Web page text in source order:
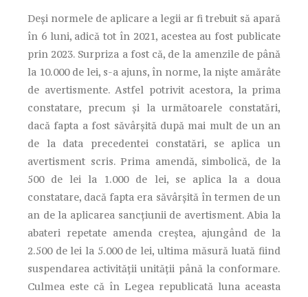
Deși normele de aplicare a legii ar fi trebuit să apară
în 6 luni, adică tot în 2021, acestea au fost publicate
prin 2023. Surpriza a fost că, de la amenzile de până
la 10.000 de lei, s-a ajuns, în norme, la niște amărâte
de avertismente. Astfel potrivit acestora, la prima
constatare, precum şi la următoarele constatări,
dacă fapta a fost săvârşită după mai mult de un an
de la data precedentei constatări, se aplica un
avertisment scris. Prima amendă, simbolică, de la
500 de lei la 1.000 de lei, se aplica la a doua
constatare, dacă fapta era săvârşită în termen de un
an de la aplicarea sancţiunii de avertisment. Abia la
abateri repetate amenda creștea, ajungând de la
2.500 de lei la 5.000 de lei, ultima măsură luată fiind
suspendarea activității unității până la conformare.
Culmea este că în Legea republicată luna aceasta